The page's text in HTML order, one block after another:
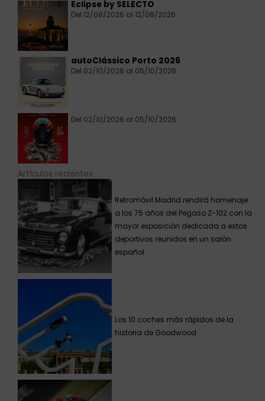
Eclipse by SELECTO
Del 12/08/2026 al 12/08/2026
autoClássico Porto 2026
Del 02/10/2026 al 05/10/2026
Del 02/10/2026 al 05/10/2026
Artículos recientes
Retromóvil Madrid rendirá homenaje
a los 75 años del Pegaso Z-102 con la
mayor exposición dedicada a estos
deportivos reunidos en un salón
español
Los 10 coches más rápidos de la
historia de Goodwood